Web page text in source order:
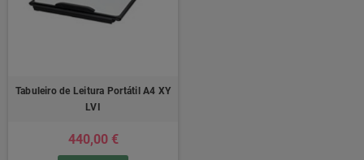
Tabuleiro de Leitura Portátil A4 XY
LVI
440,00 €